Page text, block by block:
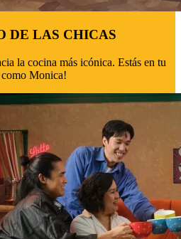
DE LAS CHICAS
la cocina más icónica. Estás en tu
como Monica!